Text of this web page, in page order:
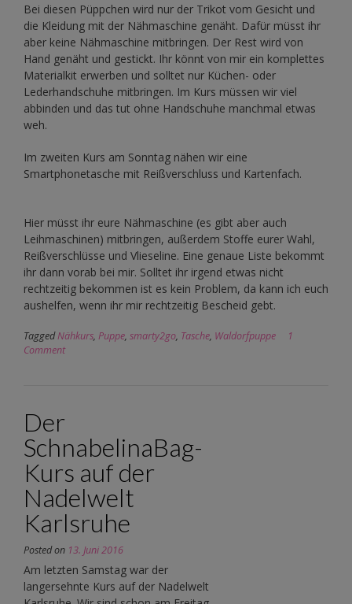
Bei diesen Püppchen wird nur der Trikot vom Gesicht und
die Kleidung mit der Nähmaschine genäht. Dafür müsst ihr
aber keine Nähmaschine mitbringen. Der Rest wird von
Hand genäht und gestickt. Ihr könnt von mir ein komplettes
Materialkit erwerben und solltet nur Küchen- oder
Lederhandschuhe mitbringen. Im Kurs müssen wir viel
abbinden und das tut ohne Handschuhe manchmal etwas
weh.
Im zweiten Kurs am Sonntag nähen wir eine
Smartphonetasche mit Reißverschluss und Kartenfach.
Hier müsst ihr eure Nähmaschine (es gibt aber auch
Leihmaschinen) mitbringen, außerdem Stoffe eurer Wahl,
Reißverschlüsse und Vlieseline. Eine genaue Liste bekommt
ihr dann vorab bei mir. Solltet ihr irgend etwas nicht
rechtzeitig bekommen ist es kein Problem, da kann ich euch
aushelfen, wenn ihr mir rechtzeitig Bescheid gebt.
TaggedNähkurs, Puppe, smarty2go, Tasche, Waldorfpuppe
1
Comment
Der
SchnabelinaBag-
Kurs auf der
Nadelwelt
Karlsruhe
Posted on 13. Juni 2016
Am letzten Samstag war der
langersehnte Kurs auf der Nadelwelt